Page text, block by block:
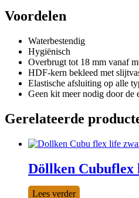
Voordelen
Waterbestendig
Hygiënisch
Overbrugt tot 18 mm vanaf
HDF-kern bekleed met
Elastische afsluiting op alle
Geen kit meer nodig door de
Gerelateerde
Döllken Cubuflex
Lees verder